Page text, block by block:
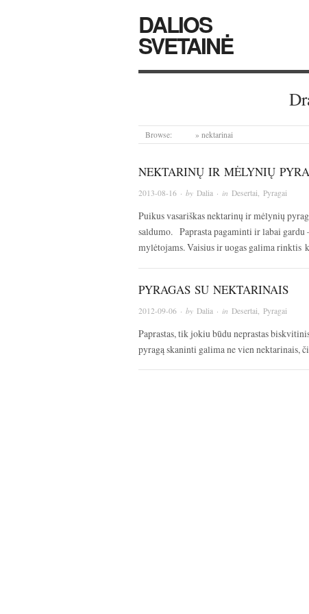
DALIOS
SVETAINĖ
Browse: » nektarinai
NEKTARINŲ IR MĖLYNIŲ
2013-08-16 · by Dalia · in Desertai, Pyragai
Puikus vasariškas nektarinų ir mėlynių
saldumo. Paprasta pagaminti ir labai
mylėtojams. Vaisius ir uogas galima
PYRAGAS SU NEKTARINAIS
2012-09-06 · by Dalia · in Desertai Pyragai
Paprastas, tik jokiu būdu neprastas
pyragą skaninti galima ne vien nektarinais,